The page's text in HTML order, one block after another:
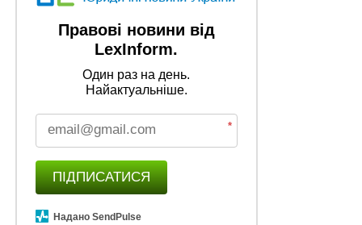
Правові новини від
LexInform.
Один раз на день.
Найактуальніше.
*
ПІДПИСАТИСЯ
Надано SendPulse